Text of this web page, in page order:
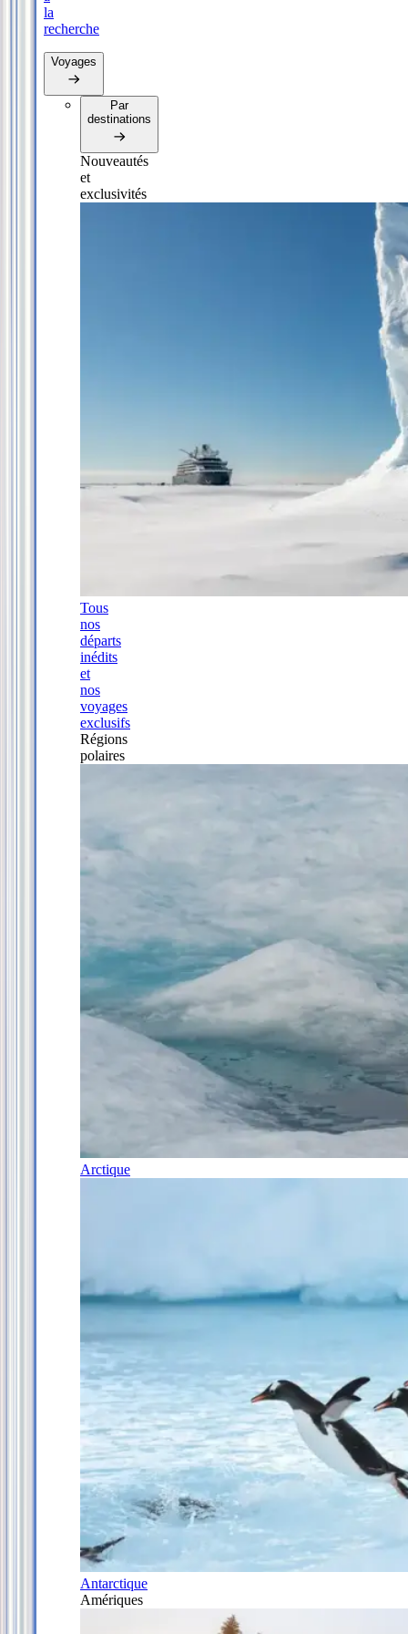
la
recherche
Voyages
Par
destinations
Nouveautés
et
exclusivités
Tous
nos
départs
inédits
et
nos
voyages
exclusifs
Régions
polaires
Arctique
Antarctique
Amériques